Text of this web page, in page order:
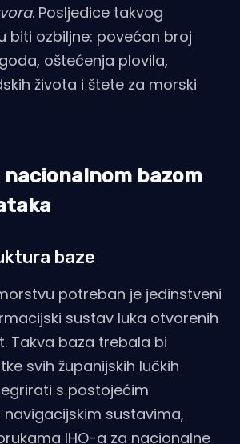
. Posljedice takvog
biti ozbiljne: povećan broj
oštećenja plovila,
života i štete za morski
nacionalnom bazom
baze
potreban je jedinstveni
sustav luka otvorenih
Takva baza trebala bi
svih županijskih lučkih
s postojećim
sustavima,
IHO-a za nacionalne